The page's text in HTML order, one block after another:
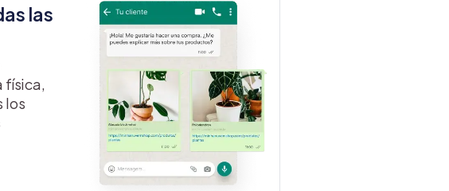
las
física,
los